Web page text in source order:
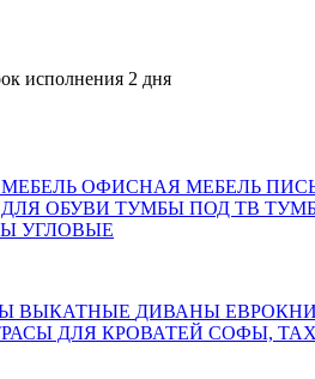
2 дня
ОФИСНАЯ МЕБЕЛЬ
ОБУВИ ТУМБЫ ПОД ТВ
УГЛОВЫЕ
ВЫКАТНЫЕ ДИВАНЫ
ДЛЯ КРОВАТЕЙ СОФЫ,